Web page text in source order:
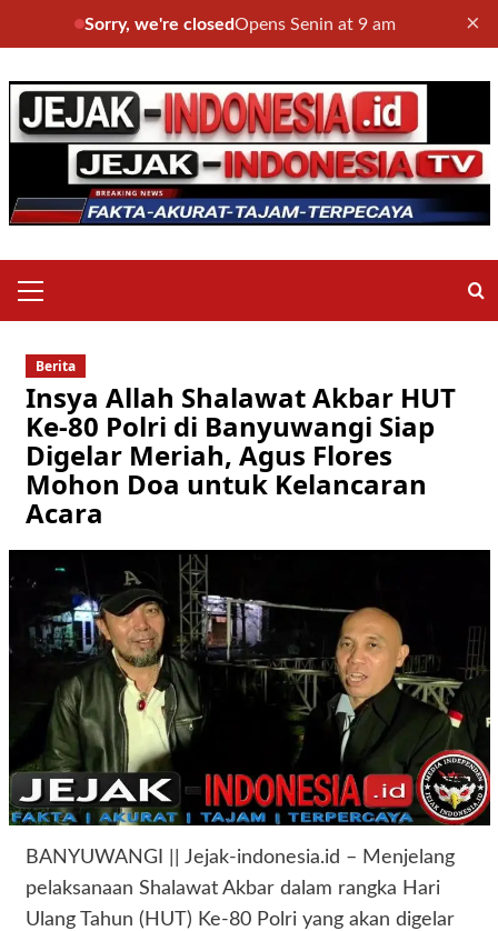
Sorry, we're closedOpens Senin at 9 am ×
to
content
Menu
Berita
Insya Allah Shalawat Akbar HUT
Ke-80 Polri di Banyuwangi Siap
Digelar Meriah, Agus Flores
Mohon Doa untuk Kelancaran
Acara
BANYUWANGI || Jejak-indonesia.id – Menjelang
pelaksanaan Shalawat Akbar dalam rangka Hari
Ulang Tahun (HUT) Ke-80 Polri yang akan digelar